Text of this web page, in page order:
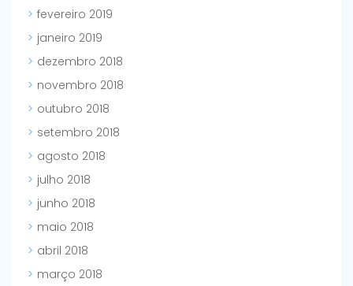
fevereiro 2019
janeiro 2019
dezembro 2018
novembro 2018
outubro 2018
setembro 2018
agosto 2018
julho 2018
junho 2018
maio 2018
abril 2018
março 2018